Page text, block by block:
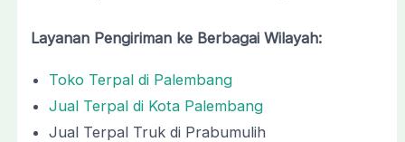
Layanan Pengiriman ke Berbagai Wilayah:
Toko Terpal di Palembang
Jual Terpal di Kota Palembang
Jual Terpal Truk di Prabumulih